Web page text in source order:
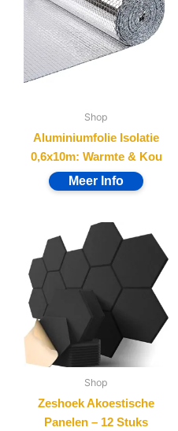
Shop
Aluminiumfolie Isolatie
0,6x10m: Warmte & Kou
Shop
Zeshoek Akoestische
Panelen – 12 Stuks